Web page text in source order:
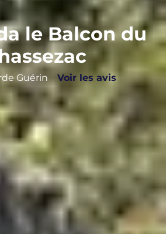
le Balcon du
Guérin Voir les avis